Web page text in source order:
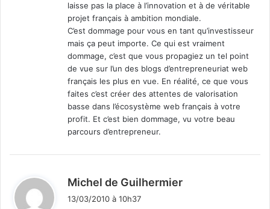
laisse pas la place à l’innovation et à de véritable
projet français à ambition mondiale.
C’est dommage pour vous en tant qu’investisseur
mais ça peut importe. Ce qui est vraiment
dommage, c’est que vous propagiez un tel point
de vue sur l’un des blogs d’entrepreneuriat web
français les plus en vue. En réalité, ce que vous
faites c’est créer des attentes de valorisation
basse dans l’écosystème web français à votre
profit. Et c’est bien dommage, vu votre beau
parcours d’entrepreneur.
Michel de Guilhermier
13/03/2010 à 10h37